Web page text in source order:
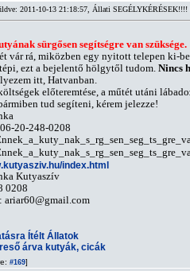
2011-10-13 21:18:57, Állati SEGÉLYKÉRÉSEK!!!!
sürgősen segítségre van szüksége.
vár rá, miközben egy nyitott telepen ki-
ezt a bejelentő hölgytől tudom. Nincs
itt, Hatvanban.
előteremtése, a műtét utáni
tud segíteni, kérem jelezze!
20-248-0208
index.html
Kutyaszív
0208
ariar60@gmail.com
Ítélt Állatok
árva kutyák, cicák
#169]